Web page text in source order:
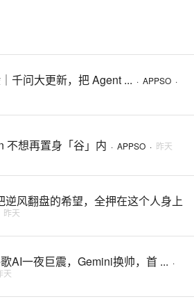
千问大更新，把 Agent ... · APPSO ·
不想再置身「谷」内 · APPSO · 昨天
逆风翻盘的希望，全押在这个人身上
昨天
AI一夜巨震，Gemini换帅，首 ... ·
天